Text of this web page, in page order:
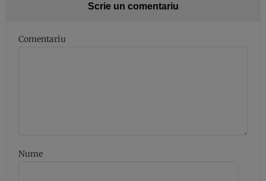
Scrie un comentariu
Comentariu
Nume